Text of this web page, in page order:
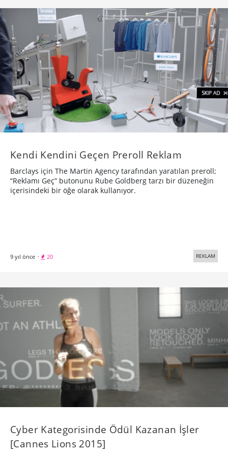
Kendi Kendini Geçen Preroll Reklam
Barclays için The Martin Agency tarafından yaratılan preroll;
“Reklamı Geç” butonunu Rube Goldberg tarzı bir düzeneğin
içerisindeki bir öğe olarak kullanıyor.
9 yıl önce · 20 REKLAM
Cyber Kategorisinde Ödül Kazanan İşler
[Cannes Lions 2015]